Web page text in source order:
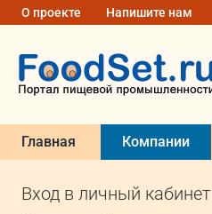
О проекте Напишите нам
Главная Компании
Вход в личный кабинет